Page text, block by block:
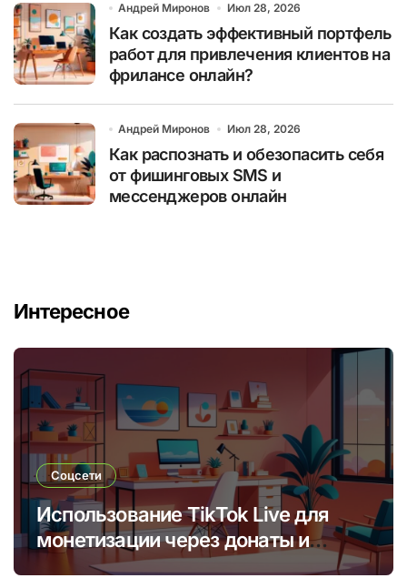
Андрей Миронов Июл 28, 2026
Как создать эффективный портфель
работ для привлечения клиентов на
фрилансе онлайн?
Андрей Миронов Июл 28, 2026
Как распознать и обезопасить себя
от фишинговых SMS и
мессенджеров онлайн
Интересное
Соцсети
Использование TikTok Live для
монетизации через донаты и
платные подписки